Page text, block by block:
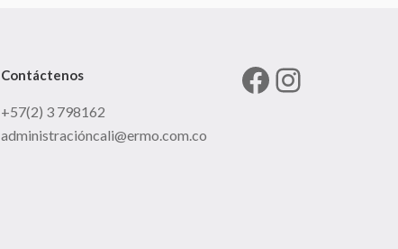
Contáctenos
+57(2) 3 798162
administracióncali@ermo.com.co
Facebook
Instagram